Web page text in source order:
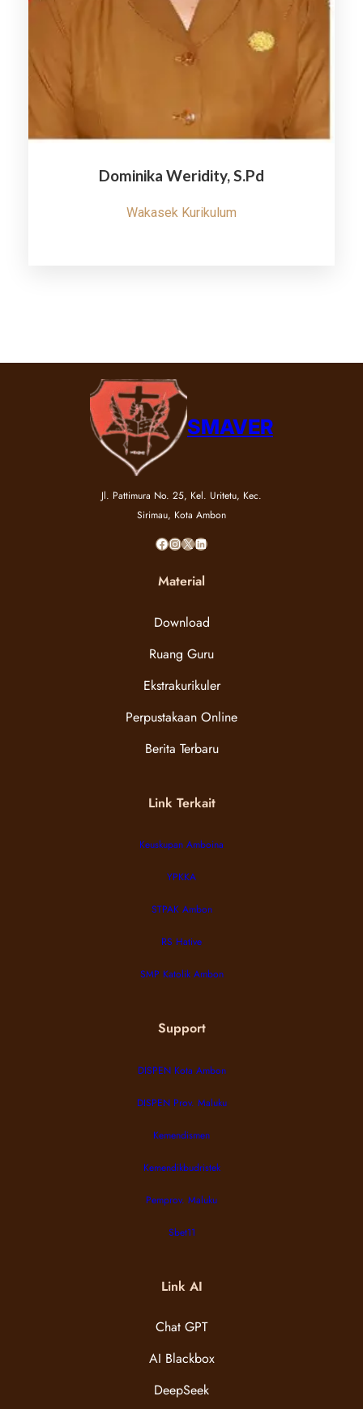
Dominika Weridity, S.Pd
Wakasek Kurikulum
SMAVER
Jl. Pattimura No. 25, Kel. Uritetu, Kec.
Sirimau, Kota Ambon
Material
Download
Ruang Guru
Ekstrakurikuler
Perpustakaan Online
Berita Terbaru
Link Terkait
Keuskupan Amboina
YPKKA
STPAK Ambon
RS Hative
SMP Katolik Ambon
Support
DISPEN Kota Ambon
DISPEN Prov. Maluku
Kemendismen
Kemendikbudristek
Pemprov. Maluku
Sbet11
Link AI
Chat GPT
AI Blackbox
DeepSeek